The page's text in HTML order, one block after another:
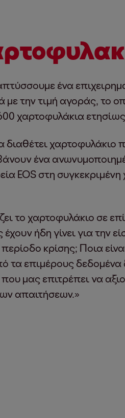
ένα
με την τιμή αγοράς, το
χαρτοφυλάκια
διαθέτει
ένα
EOS στη
το χαρτοφυλάκιο σε
ήδη γίνει για την
κρίσης; Ποια
τα επιμέρους
μας επιτρέπει να
απαιτήσεων.»